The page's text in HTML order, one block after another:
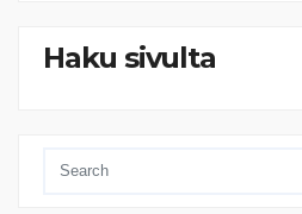
Haku sivulta